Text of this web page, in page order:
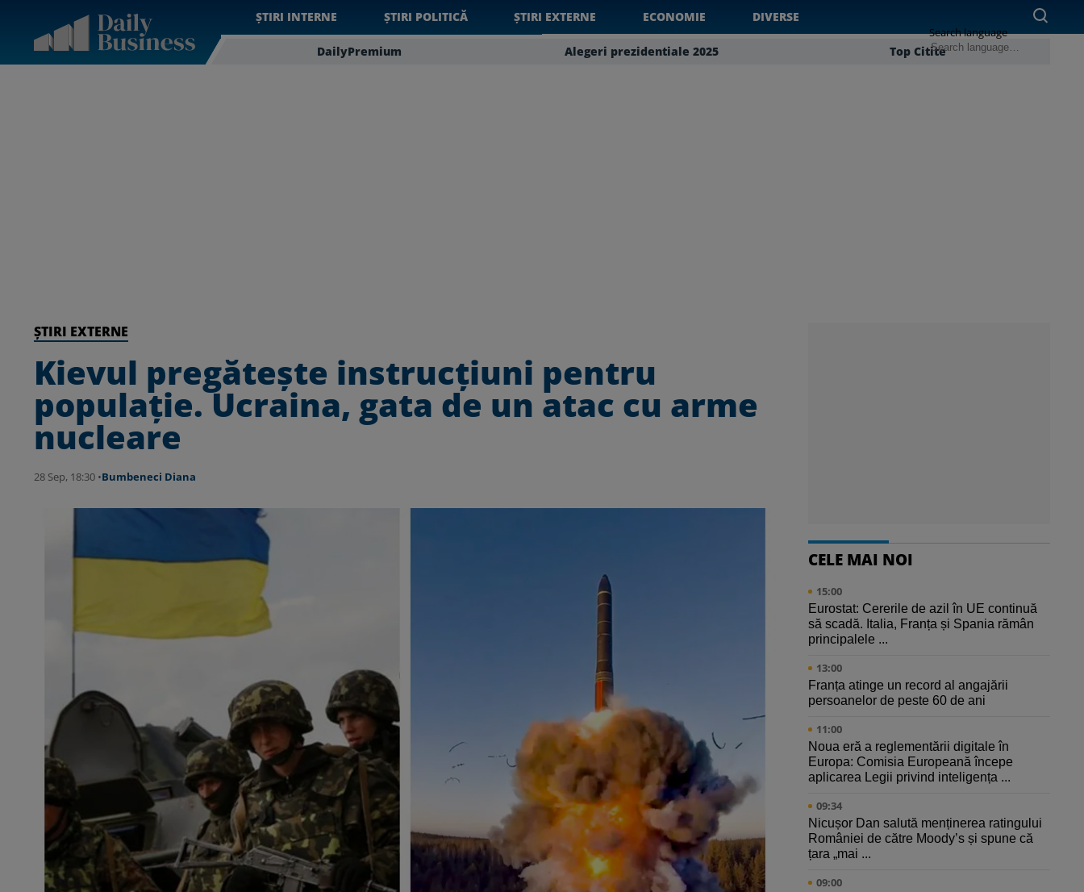
ȘTIRI INTERNE ȘTIRI POLITICĂ ȘTIRI EXTERNE ECONOMIE DIVERSE
DailyPremium Alegeri prezidentiale 2025 Top Citite
Search language
ȘTIRI EXTERNE
Kievul pregătește instrucțiuni pentru
populație. Ucraina, gata de un atac cu arme
nucleare
28 Sep, 18:30 •Bumbeneci Diana
CELE MAI NOI
15:00
Eurostat: Cererile de azil în UE continuă
să scadă. Italia, Franța și Spania rămân
principalele ...
13:00
Franța atinge un record al angajării
persoanelor de peste 60 de ani
11:00
Noua eră a reglementării digitale în
Europa: Comisia Europeană începe
aplicarea Legii privind inteligența ...
09:34
Nicușor Dan salută menținerea ratingului
României de către Moody’s și spune că
țara „mai ...
09:00